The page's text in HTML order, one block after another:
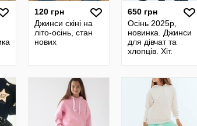
120 грн
Джинси скіні на
літо-осінь, стан
нових
650 грн
Осінь 2025р,
новинка. Джинси
для дівчат та
хлопців. Хіт.